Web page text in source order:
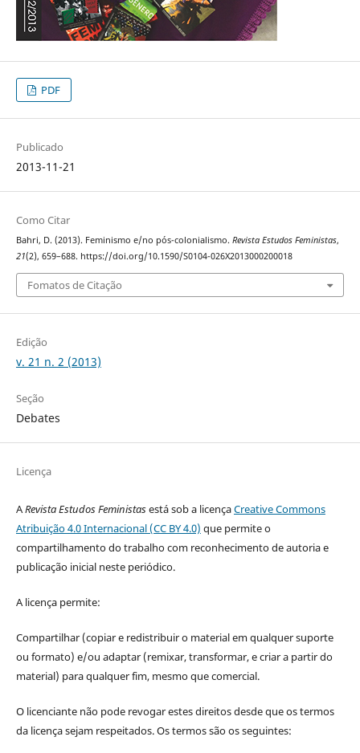
PDF
Publicado
2013-11-21
Como Citar
Bahri, D. (2013). Feminismo e/no pós-colonialismo. Revista Estudos Feministas,
21(2), 659–688. https://doi.org/10.1590/S0104-026X2013000200018
Fomatos de Citação
Edição
v. 21 n. 2 (2013)
Seção
Debates
Licença
ARevista Estudos Feministasestá sob a licençaCreative Commons
Atribuição 4.0 Internacional (CC BY 4.0) que permite o
compartilhamento do trabalho com reconhecimento de autoria e
publicação inicial neste periódico.
A licença permite:
Compartilhar (copiar e redistribuir o material em qualquer suporte
ou formato) e/ou adaptar (remixar, transformar, e criar a partir do
material) para qualquer fim, mesmo que comercial.
O licenciante não pode revogar estes direitos desde que os termos
da licença sejam respeitados. Os termos são os seguintes: